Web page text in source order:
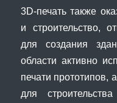
3D-печать также
и строительство,
для создания
области активно
печати прототипов,
для